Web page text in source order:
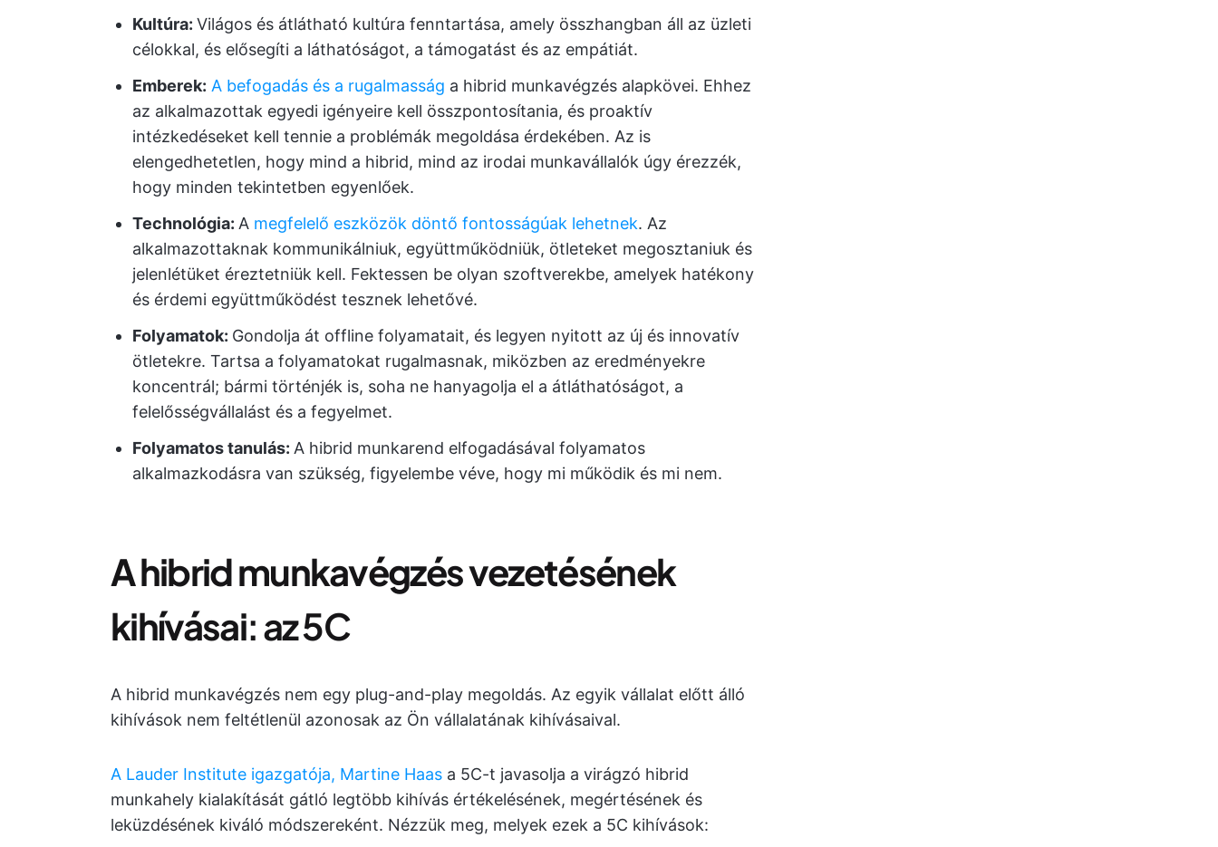
Kultúra: Világos és átlátható kultúra fenntartása, amely összhangban áll az üzleti
célokkal, és elősegíti a láthatóságot, a támogatást és az empátiát.
Emberek: A befogadás és a rugalmasság a hibrid munkavégzés alapkövei. Ehhez
az alkalmazottak egyedi igényeire kell összpontosítania, és proaktív
intézkedéseket kell tennie a problémák megoldása érdekében. Az is
elengedhetetlen, hogy mind a hibrid, mind az irodai munkavállalók úgy érezzék,
hogy minden tekintetben egyenlőek.
Technológia: A megfelelő eszközök döntő fontosságúak lehetnek. Az
alkalmazottaknak kommunikálniuk, együttműködniük, ötleteket megosztaniuk és
jelenlétüket éreztetniük kell. Fektessen be olyan szoftverekbe, amelyek hatékony
és érdemi együttműködést tesznek lehetővé.
Folyamatok: Gondolja át offline folyamatait, és legyen nyitott az új és innovatív
ötletekre. Tartsa a folyamatokat rugalmasnak, miközben az eredményekre
koncentrál; bármi történjék is, soha ne hanyagolja el a átláthatóságot, a
felelősségvállalást és a fegyelmet.
Folyamatos tanulás: A hibrid munkarend elfogadásával folyamatos
alkalmazkodásra van szükség, figyelembe véve, hogy mi működik és mi nem.
A hibrid munkavégzés vezetésének
kihívásai: az 5C
A hibrid munkavégzés nem egy plug-and-play megoldás. Az egyik vállalat előtt álló
kihívások nem feltétlenül azonosak az Ön vállalatának kihívásaival.
A Lauder Institute igazgatója, Martine Haas a 5C-t javasolja a virágzó hibrid
munkahely kialakítását gátló legtöbb kihívás értékelésének, megértésének és
leküzdésének kiváló módszereként. Nézzük meg, melyek ezek a 5C kihívások: